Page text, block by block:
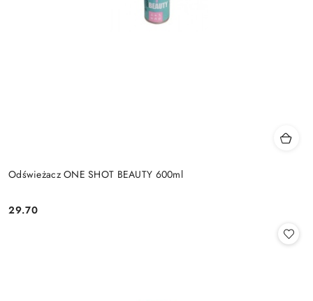
Odświeżacz ONE SHOT BEAUTY 600ml
Cena:
29.70